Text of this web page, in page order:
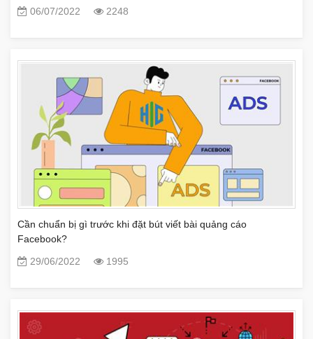
06/07/2022
2248
Cần chuẩn bị gì trước khi đặt bút viết bài quảng cáo
Facebook?
29/06/2022
1995